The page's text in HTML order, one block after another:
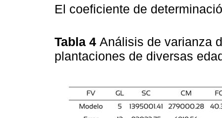
El coeficiente de
Tabla 4 Análisis de varianza
plantaciones de diversas